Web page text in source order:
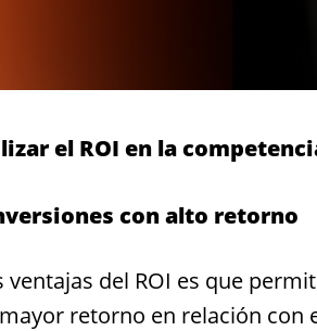
el ROI en la
con alto retorno
ventajas del ROI es que
retorno en relación con